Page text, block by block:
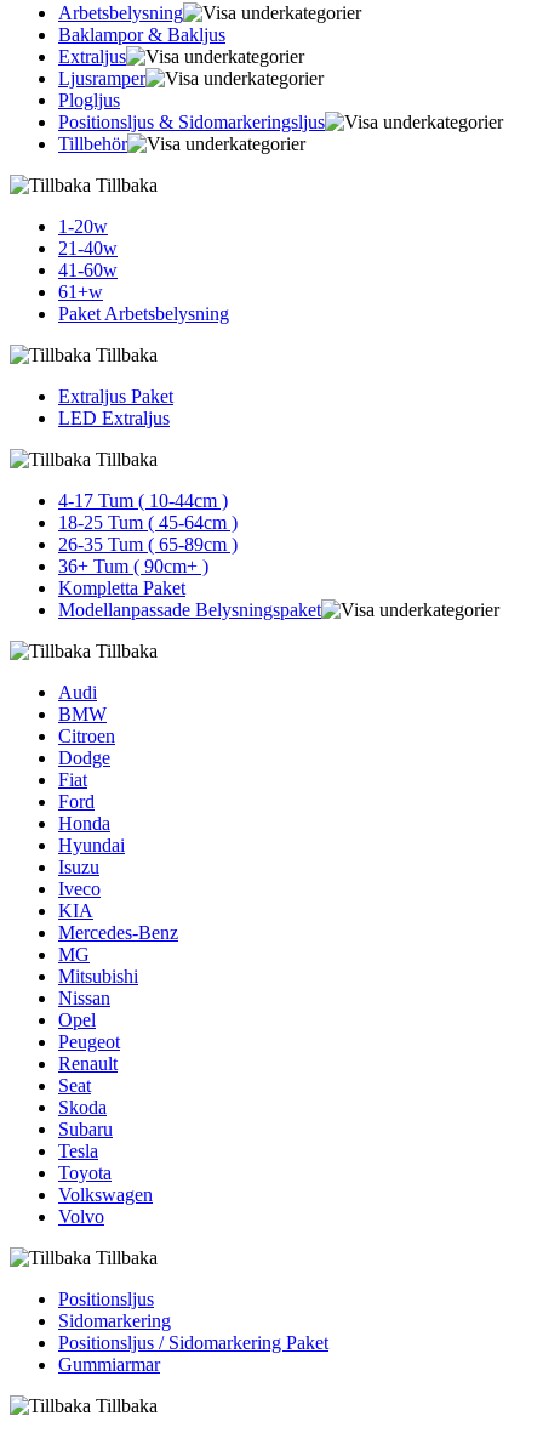
Arbetsbelysning
Baklampor & Bakljus
Extraljus
Ljusramper
Plogljus
Positionsljus & Sidomarkerings­ljus
Tillbehör
Tillbaka
1-20w
21-40w
41-60w
61+w
Paket Arbetsbelysning
Tillbaka
Extraljus Paket
LED Extraljus
Tillbaka
4-17 Tum ( 10-44cm )
18-25 Tum ( 45-64cm )
26-35 Tum ( 65-89cm )
36+ Tum ( 90cm+ )
Kompletta Paket
Modellanpassade Belysningspaket
Tillbaka
Audi
BMW
Citroen
Dodge
Fiat
Ford
Honda
Hyundai
Isuzu
Iveco
KIA
Mercedes-Benz
MG
Mitsubishi
Nissan
Opel
Peugeot
Renault
Seat
Skoda
Subaru
Tesla
Toyota
Volkswagen
Volvo
Tillbaka
Positionsljus
Sidomarkering
Positionsljus / Sidomarkering Paket
Gummiarmar
Tillbaka